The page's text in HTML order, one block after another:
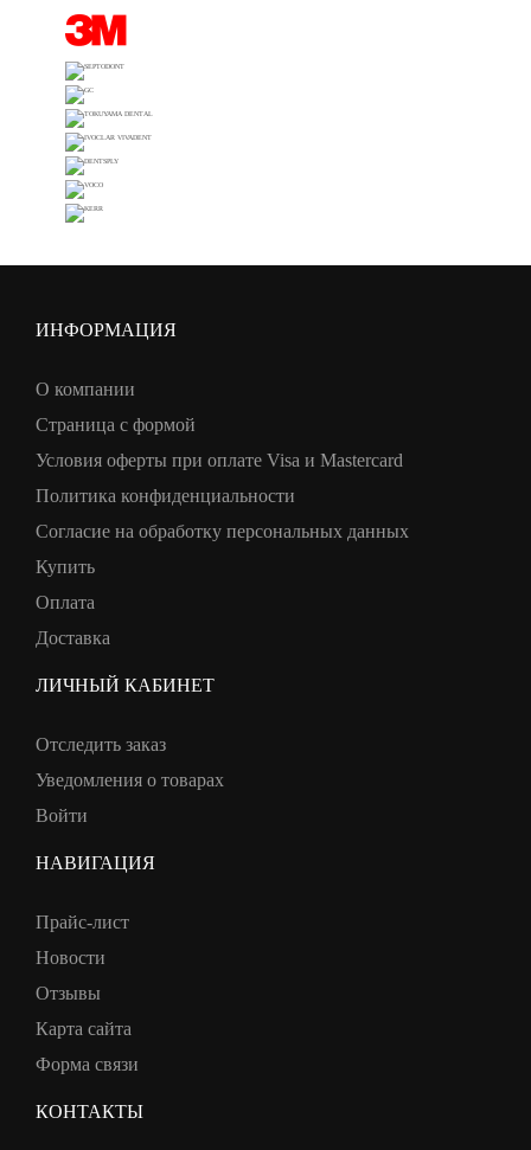
ИНФОРМАЦИЯ
О компании
Страница с формой
Условия оферты при оплате Visa и Mastercard
Политика конфиденциальности
Согласие на обработку персональных данных
Купить
Оплата
Доставка
ЛИЧНЫЙ КАБИНЕТ
Отследить заказ
Уведомления о товарах
Войти
НАВИГАЦИЯ
Прайс-лист
Новости
Отзывы
Карта сайта
Форма связи
КОНТАКТЫ